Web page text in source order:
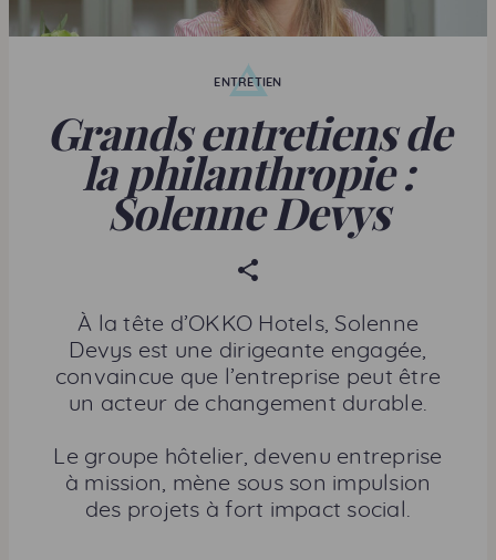
ENTRETIEN
Grands entretiens de
la philanthropie :
Solenne Devys
r
t
a
g
r
c
e
À la tête d’OKKO Hotels, Solenne
Devys est une dirigeante engagée,
convaincue que l’entreprise peut être
un acteur de changement durable.
Le groupe hôtelier, devenu entreprise
à mission, mène sous son impulsion
des projets à fort impact social.